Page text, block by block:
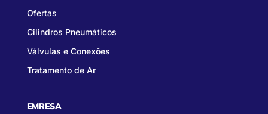
Ofertas
Cilindros Pneumáticos
Válvulas e Conexões
Tratamento de Ar
EMRESA